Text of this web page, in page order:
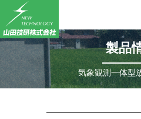
製品
気象観測一体型